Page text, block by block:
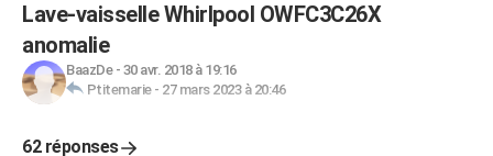
Lave-vaisselle Whirlpool OWFC3C26X
anomalie
BaazDe- 30 avr. 2018 à 19:16
Ptitemarie- 27 mars 2023 à 20:46
62 réponses